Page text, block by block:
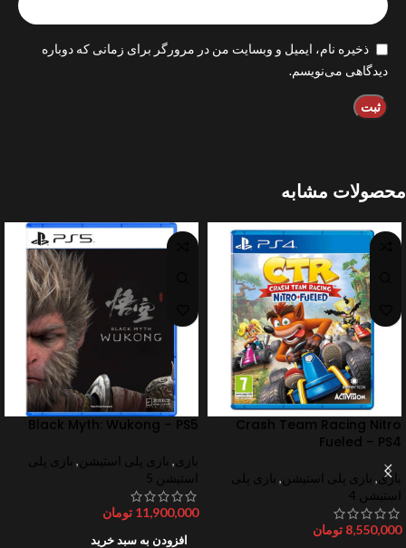
ذخیره نام، ایمیل و وبسایت من در مرورگر برای زمانی که دوباره
دیدگاهی می‌نویسم.
محصولات مشابه
Crash Team Racing Nitro
Fueled – PS4
بازی, بازی پلی استیشن , بازی پلی
استیشن 4
8,550,000 تومان
Black Myth: Wukong – PS5
بازی, بازی پلی استیشن , بازی پلی
استیشن 5
11,900,000 تومان
افزودن به سبد خرید